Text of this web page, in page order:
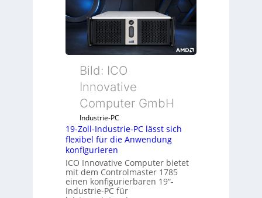
k
s
g
e
i
h
s
e
m
Bild: ICO
Innovative
Computer GmbH
Industrie-PC
19-Zoll-Industrie-PC lässt sich
flexibel für die Anwendung
konfigurieren
ICO Innovative Computer bietet
mit dem Controlmaster 1785
einen konfigurierbaren 19“-
Industrie-PC für